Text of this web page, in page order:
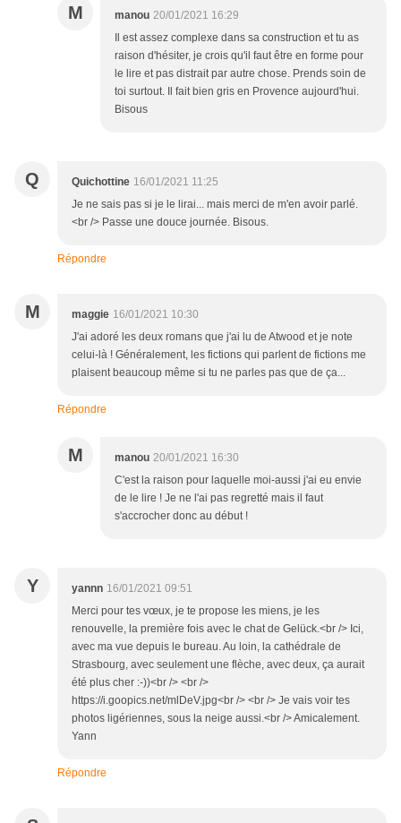
M manou 20/01/2021 16:29
Il est assez complexe dans sa construction et tu as
raison d'hésiter, je crois qu'il faut être en forme pour
le lire et pas distrait par autre chose. Prends soin de
toi surtout. Il fait bien gris en Provence aujourd'hui.
Bisous
Q Quichottine 16/01/2021 11:25
Je ne sais pas si je le lirai... mais merci de m'en avoir parlé.
<br /> Passe une douce journée. Bisous.
Répondre
M maggie 16/01/2021 10:30
J'ai adoré les deux romans que j'ai lu de Atwood et je note
celui-là ! Généralement, les fictions qui parlent de fictions me
plaisent beaucoup même si tu ne parles pas que de ça...
Répondre
M manou 20/01/2021 16:30
C'est la raison pour laquelle moi-aussi j'ai eu envie
de le lire ! Je ne l'ai pas regretté mais il faut
s'accrocher donc au début !
Y yannn 16/01/2021 09:51
Merci pour tes vœux, je te propose les miens, je les
renouvelle, la première fois avec le chat de Gelück.<br /> Ici,
avec ma vue depuis le bureau. Au loin, la cathédrale de
Strasbourg, avec seulement une flèche, avec deux, ça aurait
été plus cher :-))<br /> <br />
https://i.goopics.net/mlDeV.jpg<br /> <br /> Je vais voir tes
photos ligériennes, sous la neige aussi.<br /> Amicalement.
Yann
Répondre